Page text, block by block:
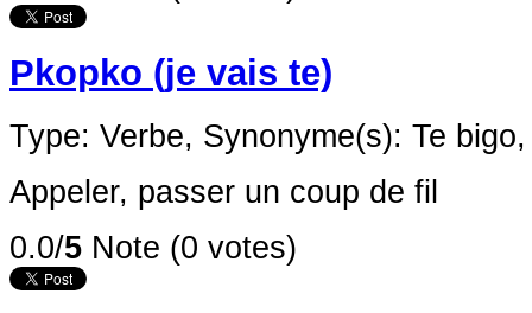
Pkopko (je vais te)
Type: Verbe, Synonyme(s): Te
Appeler, passer un coup de fil
0.0/5 Note (0 votes)